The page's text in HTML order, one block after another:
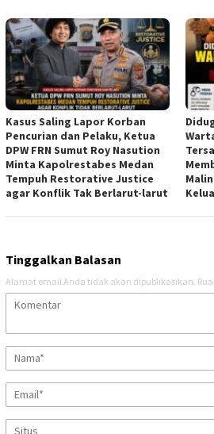
Kasus Saling Lapor Korban
Pencurian dan Pelaku, Ketua
DPW FRN Sumut Roy Nasution
Minta Kapolrestabes Medan
Tempuh Restorative Justice
agar Konflik Tak Berlarut-larut
Tinggalkan Balasan
Alamat email Anda tidak akan dipublikasikan.